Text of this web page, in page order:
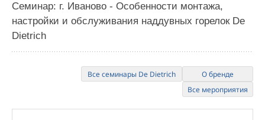
Семинар: г. Иваново - Особенности монтажа,
настройки и обслуживания наддувных горелок De
Dietrich
Все семинары De Dietrich
О бренде
Все мероприятия